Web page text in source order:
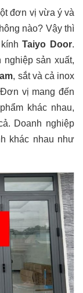
đơn vị vừa ý và
nào? Vậy thì
Taiyo Door.
sản xuất,
, sắt và cả inox
vị mang đến
khác nhau,
Doanh nghiệp
khác nhau như